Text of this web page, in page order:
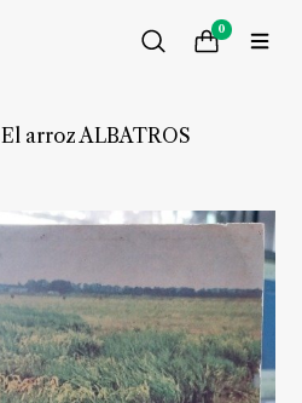
0
El arroz ALBATROS